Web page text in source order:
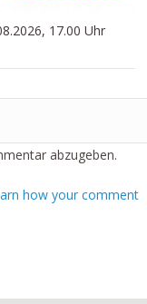
17.00 Uhr
abzugeben.
how your comment